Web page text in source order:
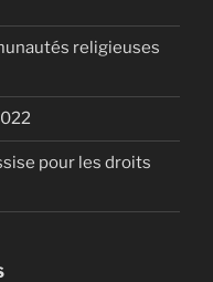
religieuses
pour les droits